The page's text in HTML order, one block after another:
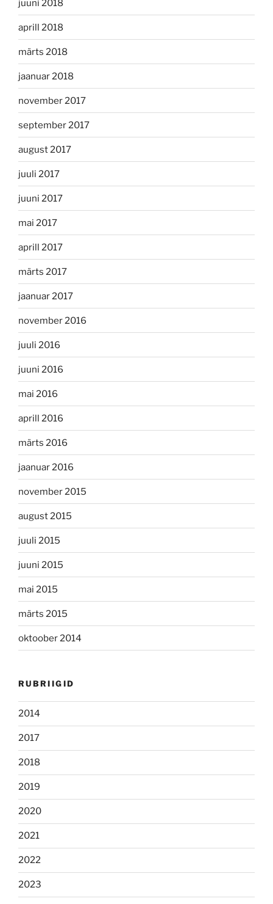
juuni 2018
aprill 2018
märts 2018
jaanuar 2018
november 2017
september 2017
august 2017
juuli 2017
juuni 2017
mai 2017
aprill 2017
märts 2017
jaanuar 2017
november 2016
juuli 2016
juuni 2016
mai 2016
aprill 2016
märts 2016
jaanuar 2016
november 2015
august 2015
juuli 2015
juuni 2015
mai 2015
märts 2015
oktoober 2014
RUBRIIGID
2014
2017
2018
2019
2020
2021
2022
2023